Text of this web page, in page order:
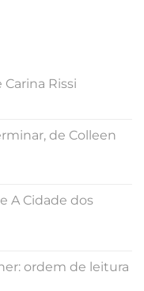
Rissi
de Colleen
A Cidade dos
ordem de leitura